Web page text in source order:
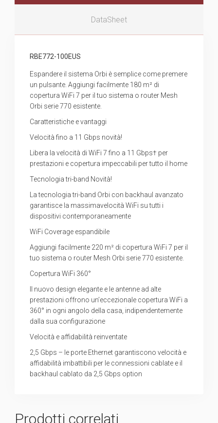
DataSheet
RBE772-100EUS
Espandere il sistema Orbi è semplice come premere
un pulsante. Aggiungi facilmente 180 m² di
copertura WiFi 7 per il tuo sistema o router Mesh
Orbi serie 770 esistente.
Caratteristiche e vantaggi
Velocità fino a 11 Gbps novità!
Libera la velocità di WiFi 7 fino a 11 Gbps† per
prestazioni e copertura impeccabili per tutto il home
Tecnologia tri-band Novità!
La tecnologia tri-band Orbi con backhaul avanzato
garantisce la massimavelocità WiFi su tutti i
dispositivi contemporaneamente
WiFi Coverage espandibile
Aggiungi facilmente 220 m² di copertura WiFi 7 per il
tuo sistema o router Mesh Orbi serie 770 esistente.
Copertura WiFi 360°
Il nuovo design elegante e le antenne ad alte
prestazioni offrono un’eccezionale copertura WiFi a
360° in ogni angolo della casa, indipendentemente
dalla sua configurazione
Velocità e affidabilità reinventate
2,5 Gbps – le porte Ethernet garantiscono velocità e
affidabilità imbattibili per le connessioni cablate e il
backhaul cablato da 2,5 Gbps option
Prodotti correlati